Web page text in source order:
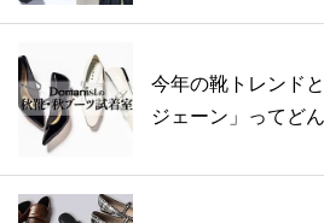
今年の靴トレンド
ジェーン」ってど